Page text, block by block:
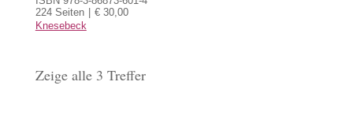
224 Seiten
€ 30,00
Knesebeck
Zeige alle 3 Treffer